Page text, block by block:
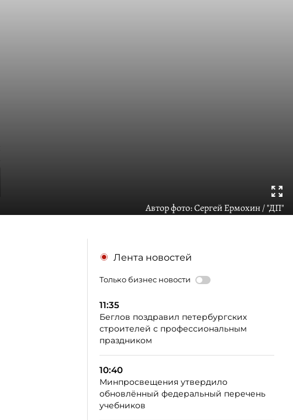
Автор фото:Сергей Ермохин / "ДП"
Лента новостей
Только бизнес новости
11:35
Беглов поздравил петербургских
строителей с профессиональным
праздником
10:40
Минпросвещения утвердило
обновлённый федеральный перечень
учебников